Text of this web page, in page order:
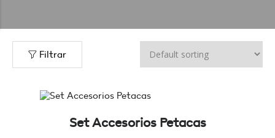
Filtrar
Set Accesorios Petacas